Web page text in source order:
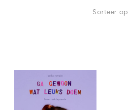
Sorteer op